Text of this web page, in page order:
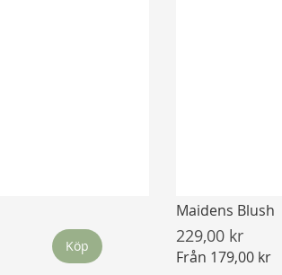
Köp
Maidens Blush
229,00 kr
Från 179,00 kr